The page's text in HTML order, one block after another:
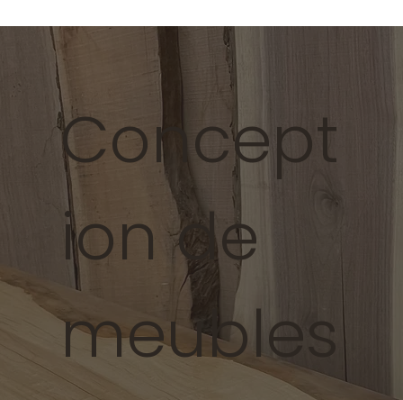
Concept
ion de
meubles